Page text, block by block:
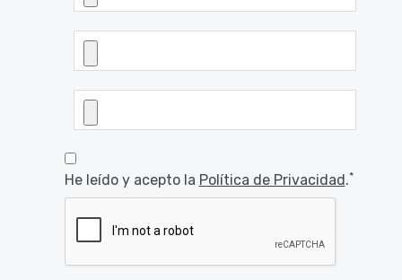
He leído y acepto la Política de Privacidad.*